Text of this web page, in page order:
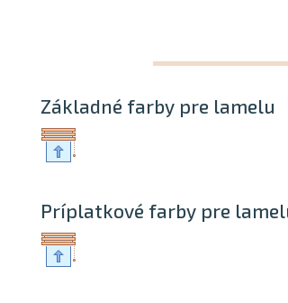
Základné farby pre lamelu
Príplatkové farby pre